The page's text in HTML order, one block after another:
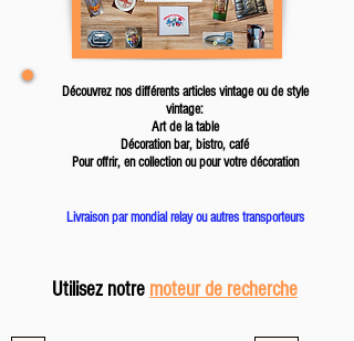
Découvreznos différents articles vintage ou de style
vintage:
Art de la table
Décoration bar, bistro, café
Pour offrir, en collection ou pour votre décoration
Livraison par mondial relay ou autres transporteurs
Utilisez notre moteur de recherche